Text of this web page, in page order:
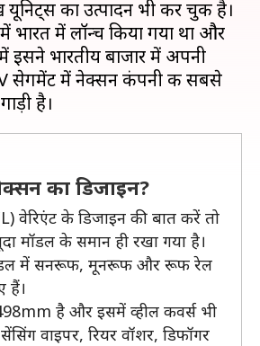
का उत्पादन भी कर चुकी है।
भारत में लॉन्च किया गया था और
भारतीय बाजार में अपनी
सेगमेंट में नेक्सन कंपनी की सबसे
का डिजाइन?
वेरिएंट के डिजाइन की बात करें तो
मॉडल के समान ही रखा गया है।
में सनरूफ, मूनरूफ और रूफ रेल
हैं।
है और इसमें व्हील कवर्स भी
वाइपर, रियर वॉशर, डिफॉगर